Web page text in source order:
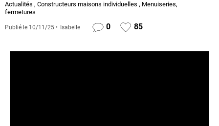
Actualités , Constructeurs maisons individuelles , Menuiseries,
fermetures
Publié le 10/11/25 Isabelle 0 85